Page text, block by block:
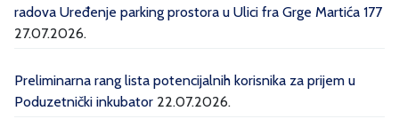
radova Uređenje parking prostora u Ulici fra Grge Martića 177
27.07.2026.
Preliminarna rang lista potencijalnih korisnika za prijem u
Poduzetnički inkubator 22.07.2026.